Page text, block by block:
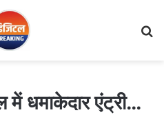
में धमाकेदार एंट्री…